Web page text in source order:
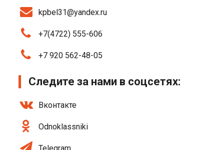
kpbel31@yandex.ru
+7(4722) 555-606
+7 920 562-48-05
Следите за нами в соцсетях:
Вконтакте
Odnoklassniki